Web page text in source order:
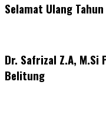
Selamat Ulang
Dr. Safrizal Z.A, M.Si
Belitung